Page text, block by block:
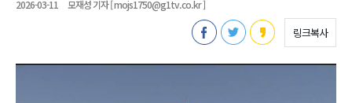
2026-03-11 모재성 기자 [ mojs1750@g1tv.co.kr ]
링크복사